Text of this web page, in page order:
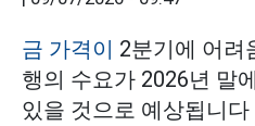
금 가격이
2분기에 어려
행의 수요가 2026년 말
있을 것으로 예상됩니